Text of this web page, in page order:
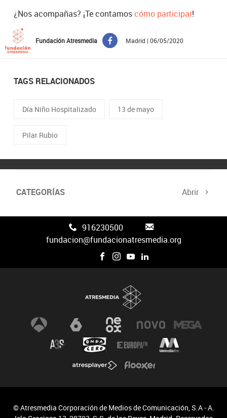
¿Nos acompañas? ¡Te contamoscómo participar!
Fundación Atresmedia Madrid | 06/05/2020
TAGS RELACIONADOS
Día Niño Hospitalizado 13 de mayo
Pilar Rubio
CATEGORÍAS Abrir
Canal FAN3
916230500
fundacion@fundacionatresmedia.org
© Atresmedia Corporación de Medios de Comunicación, S.A - A.